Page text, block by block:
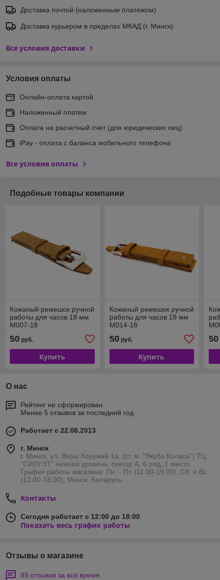
Доставка почтой (наложенным платежом)
Доставка курьером в пределах МКАД (г. Минск)
Все условия доставки
Условия оплаты
Онлайн-оплата картой
Наложенный платеж
Оплата на расчетный счет (для юридических лиц)
iPay - оплата с баланса мобильного телефона
Все условия оплаты
Подобные товары компании
Кожаный ремешок ручной
работы для часов 18 мм
M007-18
50 руб.
Купить
Кожаный ремешок ручной
работы для часов 18 мм
M014-18
50руб.
Купить
50
О нас
Рейтинг не сформирован
Менее 5 отзывов за последний год
Работает с 22.06.2013
г. Минск
г. Минск, ул. Веры Хоружей 1а, (ст. м. "Якуба Коласа") ТЦ
"СИЛУЭТ" нижний уровень, сектор А, 6 ряд, 1 место.
График работы магазина: Пн. - Пт. (11.00-19.00), Сб. и Вс.
(12.00-18.00), Минск, Беларусь
Контакты
Сегодня работает с 12:00 до 18:00
Показать весь график работы
Отзывы о магазине
89 отзывов за всё время